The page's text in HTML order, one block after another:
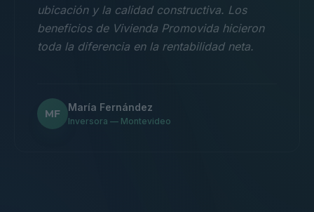
beneficios de Vivienda Promovida hicieron
toda la diferencia en la rentabilidad neta.
Inversora — Montevideo